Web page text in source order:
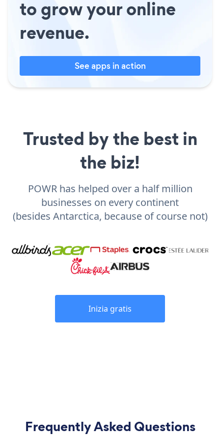
to grow your online
revenue.
See apps in action
Trusted by the best in
the biz!
POWR has helped over a half million
businesses on every continent
(besides Antarctica, because of course not)
Inizia gratis
Frequently Asked Questions